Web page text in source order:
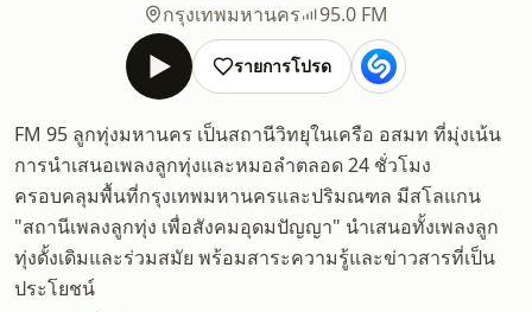
กรุงเทพมหานคร
95.0 FM
รายการโปรด
FM 95 ลูกทุ่งมหานคร เป็นสถานีวิทยุในเครือ อสมท ที่มุ่งเน้น
การนำเสนอเพลงลูกทุ่งและหมอลำตลอด 24 ชั่วโมง
ครอบคลุมพื้นที่กรุงเทพมหานครและปริมณฑล มีสโลแกน
"สถานีเพลงลูกทุ่ง เพื่อสังคมอุดมปัญญา" นำเสนอทั้งเพลงลูก
ทุ่งดั้งเดิมและร่วมสมัย พร้อมสาระความรู้และข่าวสารที่เป็น
ประโยชน์